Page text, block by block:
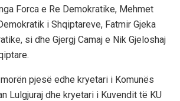
Forca e Re Demokratike, Mehmet
i Shqiptareve, Fatmir Gjeka
si dhe Gjergj Camaj e Nik Gjeloshaj
pjesë edhe kryetari i Komunës
Lulgjuraj dhe kryetari i Kuvendit të KU